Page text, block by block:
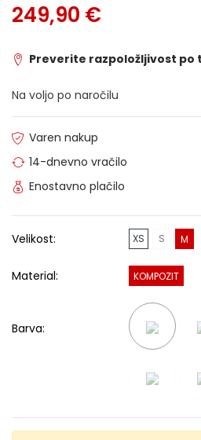
249,90 €
Preverite razpoložljivost po
Na voljo po naročilu
Varen nakup
14-dnevno vračilo
Enostavno plačilo
Velikost: XS S M
Material: KOMPOZIT
Barva: